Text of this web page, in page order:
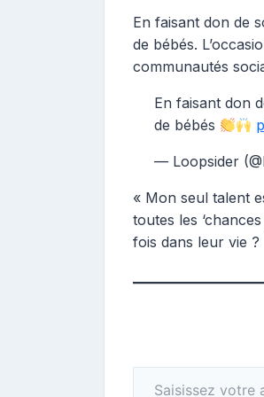
En faisant don de
de bébés.
communautés
En faisant don
de bébés
— Loopsider
« Mon seul talent
toutes les
fois dans leur vie ?
Saisissez votre adresse e-mail…